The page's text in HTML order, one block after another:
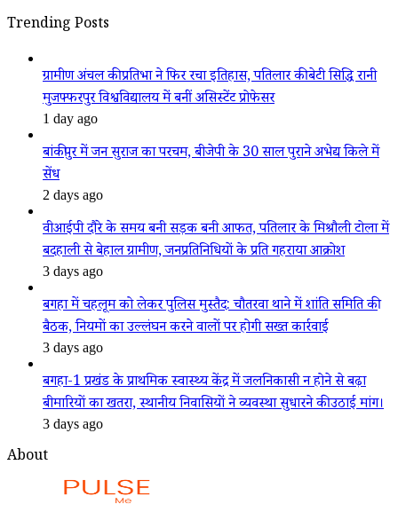
Trending Posts
ग्रामीण अंचल की प्रतिभा ने फिर रचा इतिहास, पतिलार की बेटी सिद्धि रानी
मुजफ्फरपुर विश्वविद्यालय में बनीं असिस्टेंट प्रोफेसर
1 day ago
बांकीपुर में जन सुराज का परचम, बीजेपी के 30 साल पुराने अभेद्य किले में
सेंध
2 days ago
वीआईपी दौरे के समय बनी सड़क बनी आफत, पतिलार के मिश्रौली टोला में
बदहाली से बेहाल ग्रामीण, जनप्रतिनिधियों के प्रति गहराया आक्रोश
3 days ago
बगहा में चहलूम को लेकर पुलिस मुस्तैद: चौतरवा थाने में शांति समिति की
बैठक, नियमों का उल्लंघन करने वालों पर होगी सख्त कार्रवाई
3 days ago
बगहा-1 प्रखंड के प्राथमिक स्वास्थ्य केंद्र में जलनिकासी न होने से बढ़ा
बीमारियों का खतरा, स्थानीय निवासियों ने व्यवस्था सुधारने की उठाई मांग।
3 days ago
About